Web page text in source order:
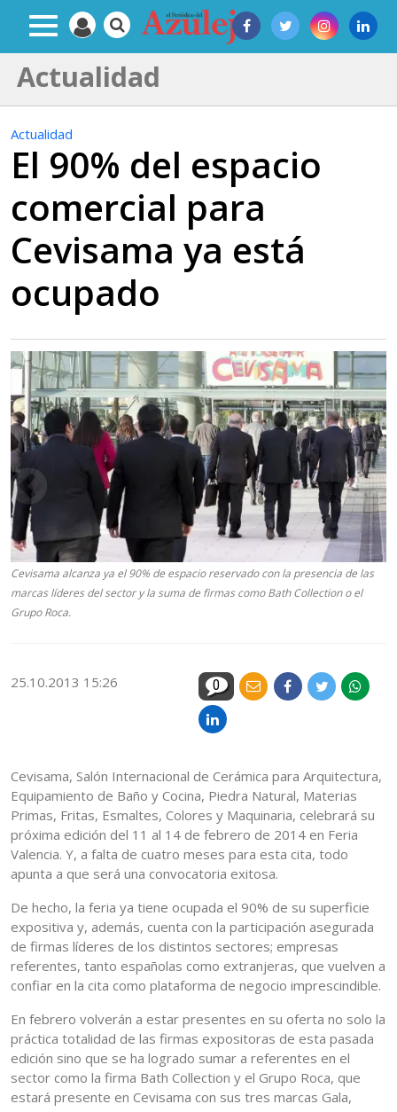
Actualidad
Actualidad
El 90% del espacio
comercial para
Cevisama ya está
ocupado
Cevisama alcanza ya el 90% de espacio reservado con la presencia de las
marcas líderes del sector y la suma de firmas como Bath Collection o el
Grupo Roca.
25.10.2013 15:26 0
Cevisama, Salón Internacional de Cerámica para Arquitectura,
Equipamiento de Baño y Cocina, Piedra Natural, Materias
Primas, Fritas, Esmaltes, Colores y Maquinaria, celebrará su
próxima edición del 11 al 14 de febrero de 2014 en Feria
Valencia. Y, a falta de cuatro meses para esta cita, todo
apunta a que será una convocatoria exitosa.
De hecho, la feria ya tiene ocupada el 90% de su superficie
expositiva y, además, cuenta con la participación asegurada
de firmas líderes de los distintos sectores; empresas
referentes, tanto españolas como extranjeras, que vuelven a
confiar en la cita como plataforma de negocio imprescindible.
En febrero volverán a estar presentes en su oferta no solo la
práctica totalidad de las firmas expositoras de esta pasada
edición sino que se ha logrado sumar a referentes en el
sector como la firma Bath Collection y el Grupo Roca, que
estará presente en Cevisama con sus tres marcas Gala,